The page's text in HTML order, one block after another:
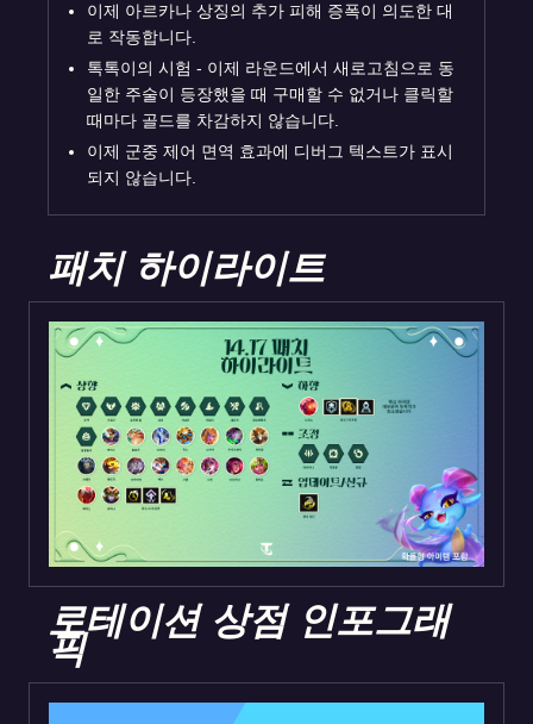
이제 아르카나 상징의 추가 피해 증폭이 의도한 대
로 작동합니다.
톡톡이의 시험 - 이제 라운드에서 새로고침으로 동
일한 주술이 등장했을 때 구매할 수 없거나 클릭할
때마다 골드를 차감하지 않습니다.
이제 군중 제어 면역 효과에 디버그 텍스트가 표시
되지 않습니다.
패치 하이라이트
로테이션 상점 인포그래
픽